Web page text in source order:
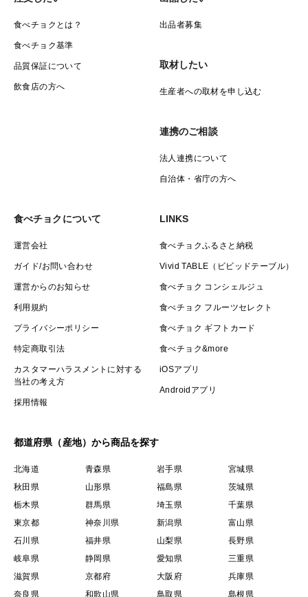
食べチョクとは？
食べチョク基準
品質保証について
飲食店の方へ
出品者募集
取材したい
生産者への取材を申し込む
連携のご相談
法人連携について
自治体・省庁の方へ
食べチョクについて
運営会社
ガイド/お問い合わせ
運営からのお知らせ
利用規約
プライバシーポリシー
特定商取引法
カスタマーハラスメントに対する
当社の考え方
採用情報
LINKS
食べチョクふるさと納税
Vivid TABLE（ビビッドテーブル）
食べチョク コンシェルジュ
食べチョク フルーツセレクト
食べチョク ギフトカード
食べチョク&more
iOSアプリ
Androidアプリ
都道府県（産地）から商品を探す
北海道 青森県 岩手県
宮城県
秋田県
山形県 福島県
茨城県
栃木県
群馬県 埼玉県
千葉県
東京都
神奈川県 新潟県
富山県
石川県
福井県 山梨県
長野県
岐阜県
静岡県 愛知県
三重県
滋賀県
京都府 大阪府
兵庫県
奈良県
和歌山県 鳥取県 島根県